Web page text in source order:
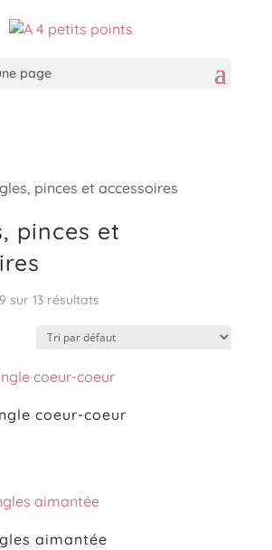
page
pinces et accessoires
pinces et
sur 13 résultats
coeur-coeur
aimantée